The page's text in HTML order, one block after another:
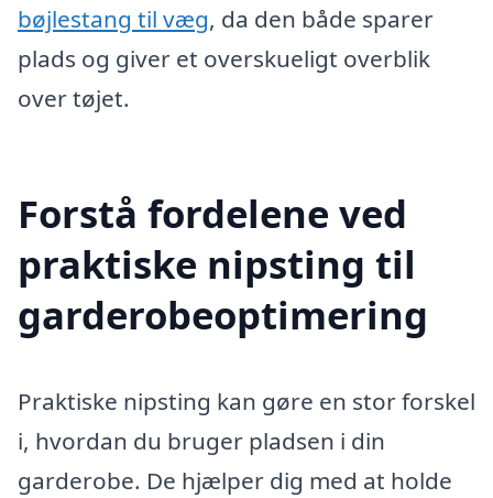
bøjlestang til væg, da den både sparer
plads og giver et overskueligt overblik
over tøjet.
Forstå fordelene ved
praktiske nipsting til
garderobeoptimering
Praktiske nipsting kan gøre en stor forskel
i, hvordan du bruger pladsen i din
garderobe. De hjælper dig med at holde